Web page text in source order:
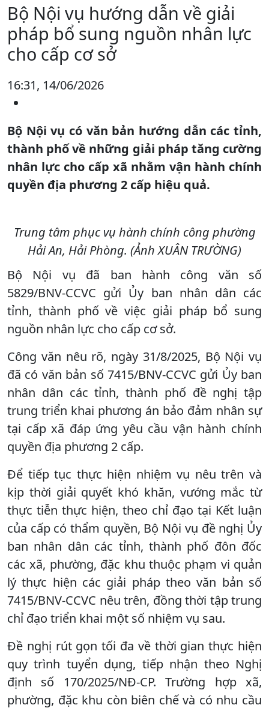
Bộ Nội vụ hướng dẫn về giải
pháp bổ sung nguồn nhân lực
cho cấp cơ sở
16:31, 14/06/2026
Bộ Nội vụ có văn bản hướng dẫn các tỉnh,
thành phố về những giải pháp tăng cường
nhân lực cho cấp xã nhằm vận hành chính
quyền địa phương 2 cấp hiệu quả.
Trung tâm phục vụ hành chính công phường
Hải An, Hải Phòng. (Ảnh XUÂN TRƯỜNG)
Bộ Nội vụ đã ban hành công văn số
5829/BNV-CCVC gửi Ủy ban nhân dân các
tỉnh, thành phố về việc giải pháp bổ sung
nguồn nhân lực cho cấp cơ sở.
Công văn nêu rõ, ngày 31/8/2025, Bộ Nội vụ
đã có văn bản số 7415/BNV-CCVC gửi Ủy ban
nhân dân các tỉnh, thành phố đề nghị tập
trung triển khai phương án bảo đảm nhân sự
tại cấp xã đáp ứng yêu cầu vận hành chính
quyền địa phương 2 cấp.
Để tiếp tục thực hiện nhiệm vụ nêu trên và
kịp thời giải quyết khó khăn, vướng mắc từ
thực tiễn thực hiện, theo chỉ đạo tại Kết luận
của cấp có thẩm quyền, Bộ Nội vụ đề nghị Ủy
ban nhân dân các tỉnh, thành phố đôn đốc
các xã, phường, đặc khu thuộc phạm vi quản
lý thực hiện các giải pháp theo văn bản số
7415/BNV-CCVC nêu trên, đồng thời tập trung
chỉ đạo triển khai một số nhiệm vụ sau.
Đề nghị rút gọn tối đa về thời gian thực hiện
quy trình tuyển dụng, tiếp nhận theo Nghị
định số 170/2025/NĐ-CP. Trường hợp xã,
phường, đặc khu còn biên chế và có nhu cầu